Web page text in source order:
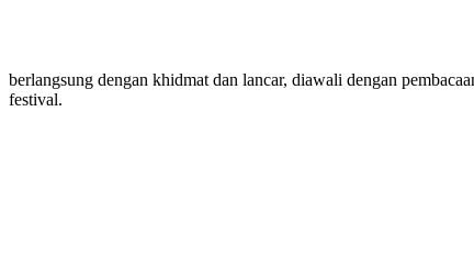
berlangsung dengan khidmat dan lancar, diawali dengan
festival.